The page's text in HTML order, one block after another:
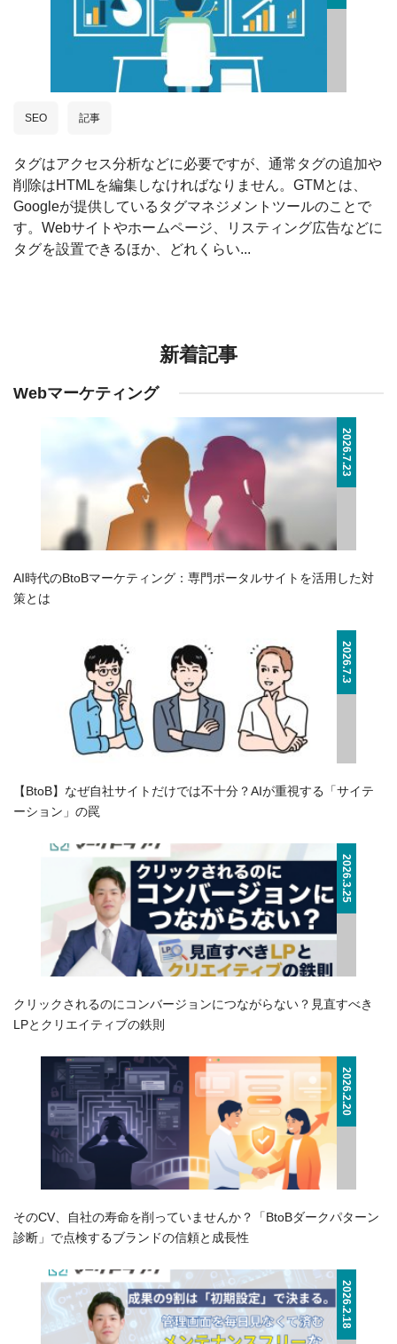
SEO 記事
タグはアクセス分析などに必要ですが、通常タグの追加や
削除はHTMLを編集しなければなりません。GTMとは、
Googleが提供しているタグマネジメントツールのことで
す。Webサイトやホームページ、リスティング広告などに
タグを設置できるほか、どれくらい...
新着記事
Webマーケティング
2026.7.23
AI時代のBtoBマーケティング：専門ポータルサイトを活用した対
策とは
2026.7.3
【BtoB】なぜ自社サイトだけでは不十分？AIが重視する「サイテ
ーション」の罠
2026.3.25
クリックされるのにコンバージョンにつながらない？見直すべき
LPとクリエイティブの鉄則
2026.2.20
そのCV、自社の寿命を削っていませんか？「BtoBダークパターン
診断」で点検するブランドの信頼と成長性
2026.2.18